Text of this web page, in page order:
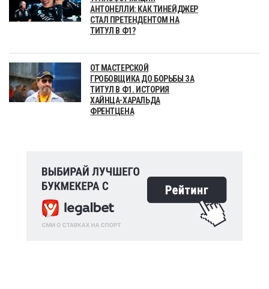
АНТОНЕЛЛИ: КАК ТИНЕЙДЖЕР
СТАЛ ПРЕТЕНДЕНТОМ НА
ТИТУЛ В Ф1?
ОТ МАСТЕРСКОЙ
ГРОБОВЩИКА ДО БОРЬБЫ ЗА
ТИТУЛ В Ф1. ИСТОРИЯ
ХАЙНЦА-ХАРАЛЬДА
ФРЕНТЦЕНА